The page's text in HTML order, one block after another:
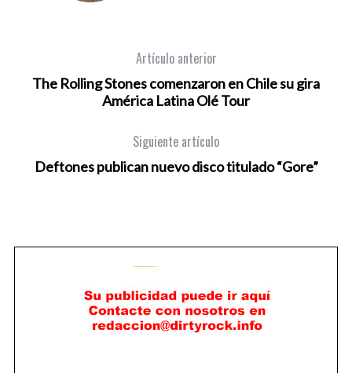
Artículo anterior
The Rolling Stones comenzaron en Chile su gira
América Latina Olé Tour
Siguiente artículo
Deftones publican nuevo disco titulado “Gore”